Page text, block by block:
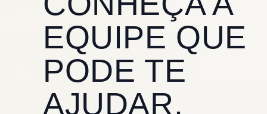
EQUIPE QUE
PODE TE
AJUDAR.